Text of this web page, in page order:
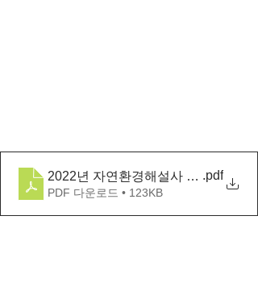
2022년 자연환경해설사 오프라인
.pdf
PDF 다운로드 • 123KB